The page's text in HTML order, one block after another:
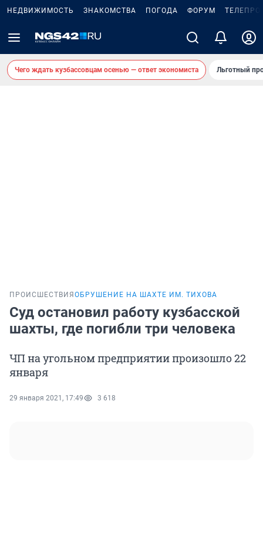
НЕДВИЖИМОСТЬ ЗНАКОМСТВА ПОГОДА ФОРУМ
Чего ждать кузбассовцам осенью — ответ экономиста Льготный
ПРОИСШЕСТВИЯ ОБРУШЕНИЕ НА ШАХТЕ ИМ. ТИХОВА
Суд остановил работу кузбасской
шахты, где погибли три человека
ЧП на угольном предприятии произошло 22
января
29 января 2021, 17:49 3 618